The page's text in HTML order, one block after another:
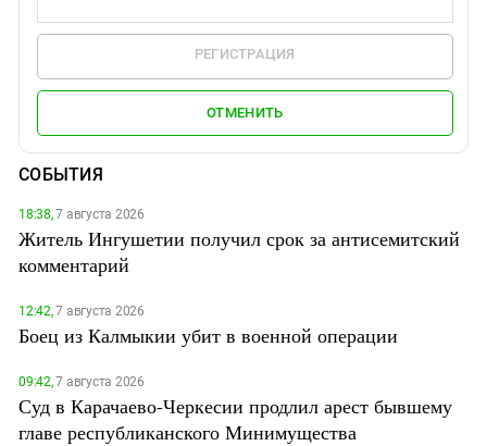
РЕГИСТРАЦИЯ
ОТМЕНИТЬ
СОБЫТИЯ
18:38,7 августа 2026
Житель Ингушетии получил срок за антисемитский
комментарий
12:42,7 августа 2026
Боец из Калмыкии убит в военной операции
09:42,7 августа 2026
Суд в Карачаево-Черкесии продлил арест бывшему
главе республиканского Минимущества